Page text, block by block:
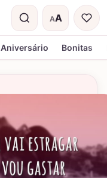
AA
Tamanho do
Aniversário Bonitas